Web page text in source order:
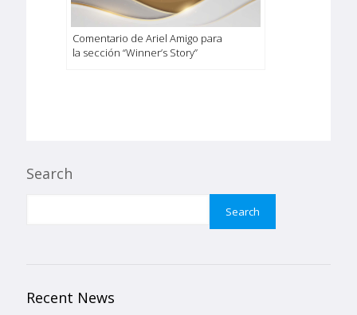
Comentario de Ariel Amigo para
la sección “Winner’s Story”
Search
Search
Recent News